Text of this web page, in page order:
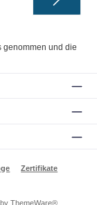
genommen und die
Zertifikate
ThemeWare®